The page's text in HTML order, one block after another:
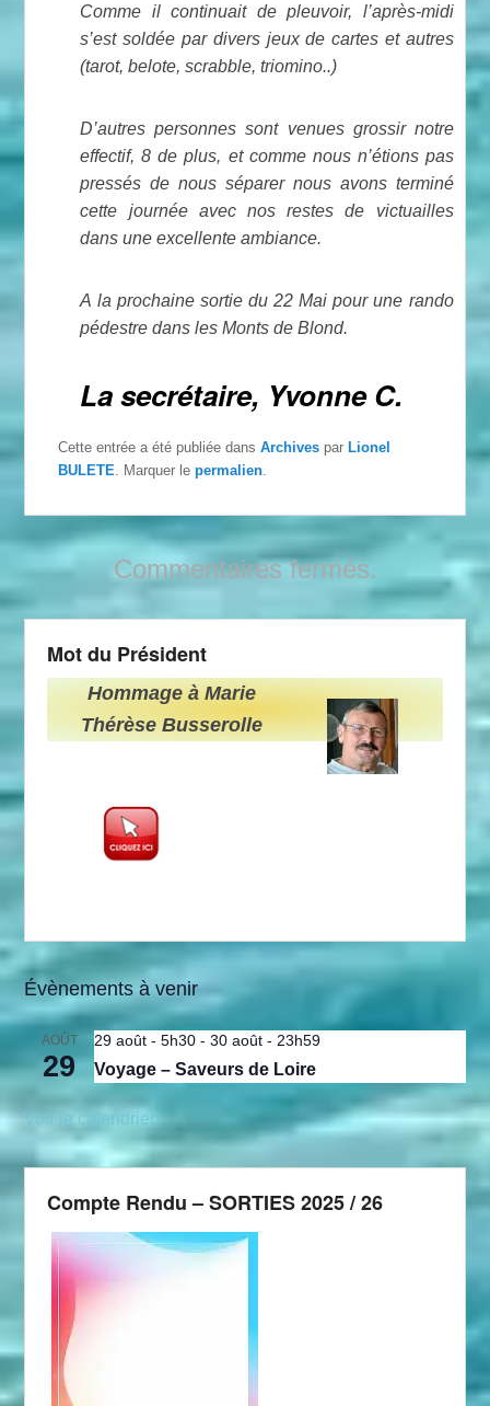
Comme il continuait de pleuvoir, l’après-midi
s’est soldée par divers jeux de cartes et autres
(tarot, belote, scrabble, triomino..)
D’autres personnes sont venues grossir notre
effectif, 8 de plus, et comme nous n’étions pas
pressés de nous séparer nous avons terminé
cette journée avec nos restes de victuailles
dans une excellente ambiance.
A la prochaine sortie du 22 Mai pour une rando
pédestre dans les Monts de Blond.
La secrétaire, Yvonne C.
Cette entrée a été publiée dansArchives par Lionel
BULETE . Marquer lepermalien
Commentaires fermés.
Mot du Président
Hommage à Marie
Thérèse Busserolle
Évènements à venir
AOÛT
29
29 août - 5h30 -30 août - 23h59
Voyage – Saveurs de Loire
Voir le calendrier
Compte Rendu – SORTIES 2025 / 26